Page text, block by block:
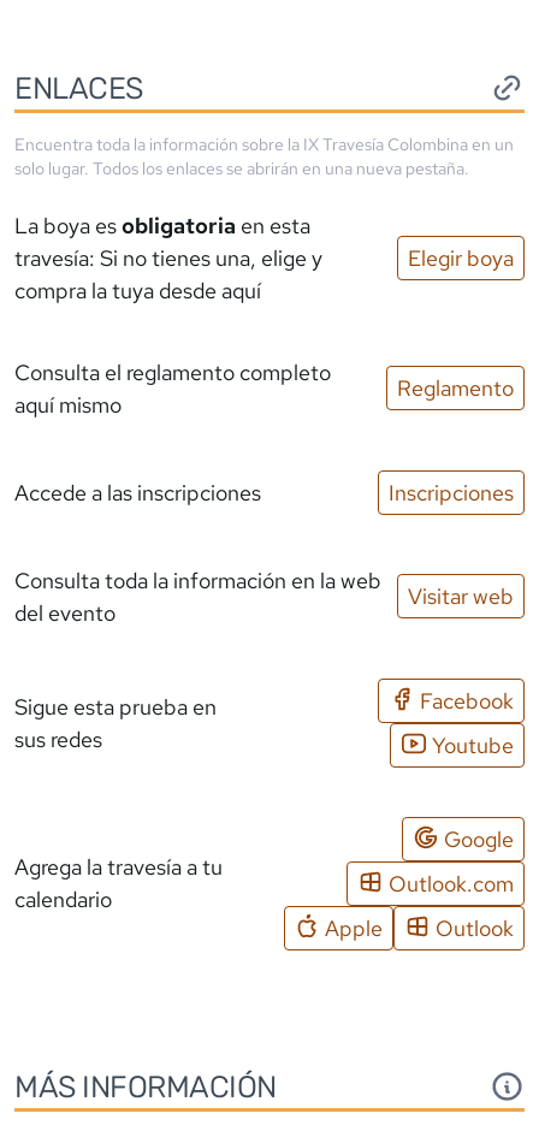
ENLACES
Encuentra toda la información sobre la IX Travesía Colombina en un
solo lugar. Todos los enlaces se abrirán en una nueva pestaña.
La boya esobligatoria en esta
travesía: Si no tienes una, elige y
compra la tuya desde aquí
Elegir boya
Consulta el reglamento completo
aquí mismo
Reglamento
Accede a las inscripciones Inscripciones
Consulta toda la información en la web
del evento
Visitar web
Sigue esta prueba en
sus redes
Facebook
Youtube
Agrega la travesía a tu
calendario
Google
Outlook.com
Apple
Outlook
MÁS INFORMACIÓN